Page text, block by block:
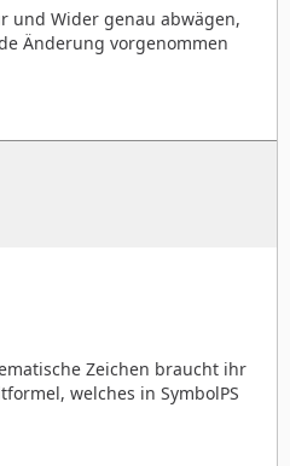
und Wider genau abwägen,
Änderung vorgenommen
Zeichen braucht ihr
welches in SymbolPS